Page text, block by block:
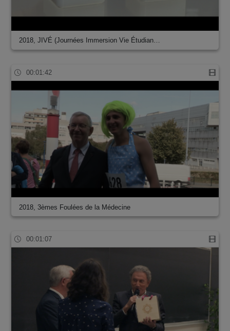
2018, JIVÉ (Journées Immersion Vie Étudian…
00:01:42
2018, 3èmes Foulées de la Médecine
00:01:07